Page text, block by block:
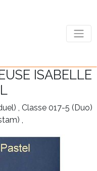
ISABELLE
, Classe 017-5 (Duo)
,